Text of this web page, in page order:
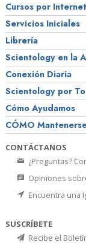
Cursos por Internet
Servicios Iniciales
Librería
Scientology en la
Conexión Diaria
Scientology por
Cómo Ayudamos
CÓMO
CONTÁCTANOS
¿Preguntas?
Opiniones
Encuentra una
SUSCRÍBETE
Recibe el